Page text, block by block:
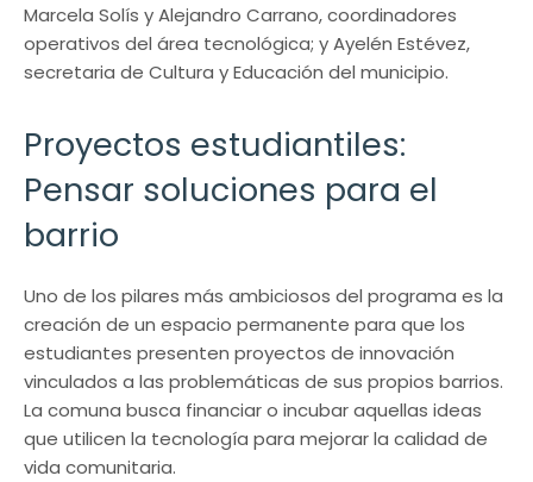
Marcela Solís y Alejandro Carrano, coordinadores
operativos del área tecnológica; y Ayelén Estévez,
secretaria de Cultura y Educación del municipio.
Proyectos estudiantiles:
Pensar soluciones para el
barrio
Uno de los pilares más ambiciosos del programa es la
creación de un espacio permanente para que los
estudiantes presenten proyectos de innovación
vinculados a las problemáticas de sus propios barrios.
La comuna busca financiar o incubar aquellas ideas
que utilicen la tecnología para mejorar la calidad de
vida comunitaria.